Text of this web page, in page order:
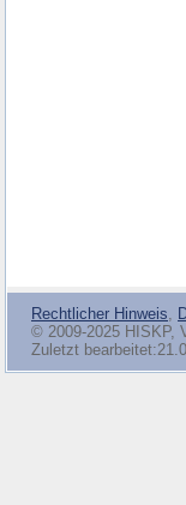
Rechtlicher Hinweis,
© 2009-2025 HISKP,
Zuletzt